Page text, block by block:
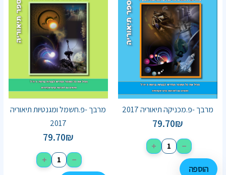
מרבך -פ.מכניקה תיאוריה 2017
79.70₪
−
+
הוספה
מרבך -פ.חשמל ומגנטיות תיאוריה
2017
79.70₪
−
+